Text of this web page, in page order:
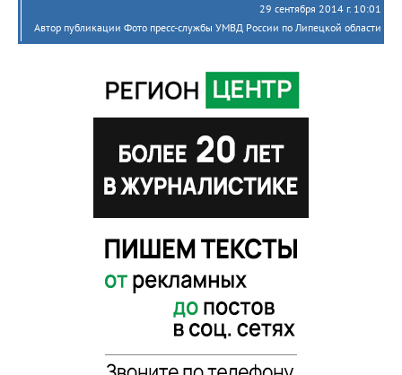
29 сентября 2014 г. 10:01
Автор публикации Фото пресс-службы УМВД России по Липецкой области